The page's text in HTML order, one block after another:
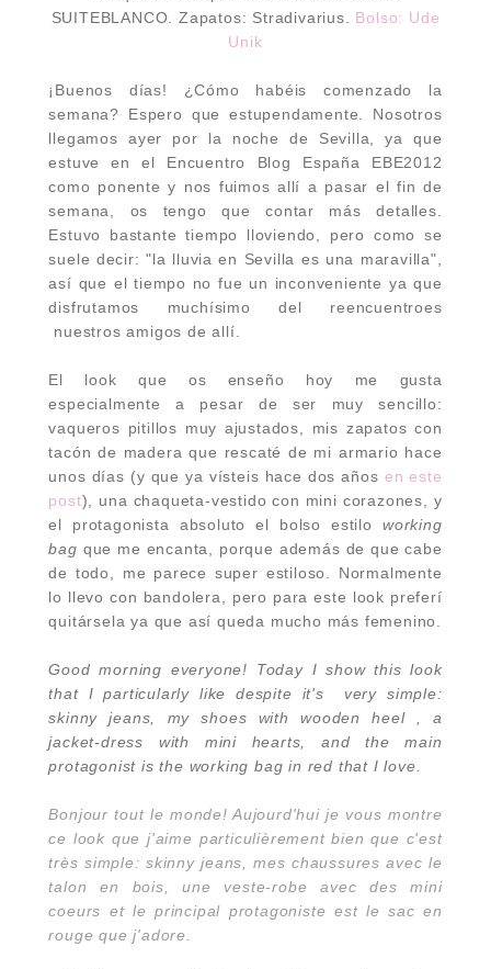
SUITEBLANCO. Zapatos: Stradivarius. Bolso: Ude
Unik
¡Buenos días! ¿Cómo habéis comenzado la
semana? Espero que estupendamente. Nosotros
llegamos ayer por la noche de Sevilla, ya que
estuve en el Encuentro Blog España EBE2012
como ponente y nos fuimos allí a pasar el fin de
semana, os tengo que contar más detalles.
Estuvo bastante tiempo lloviendo, pero como se
suele decir: "la lluvia en Sevilla es una maravilla",
así que el tiempo no fue un inconveniente ya que
disfrutamos muchísimo del reencuentroes
nuestros amigos de allí.
El look que os enseño hoy me gusta
especialmente a pesar de ser muy sencillo:
vaqueros pitillos muy ajustados, mis zapatos con
tacón de madera que rescaté de mi armario hace
unos días (y que ya vísteis hace dos años en este
post), una chaqueta-vestido con mini corazones, y
el protagonista absoluto el bolso estiloworking
bag que me encanta, porque además de que cabe
de todo, me parece super estiloso. Normalmente
lo llevo con bandolera, pero para este look preferí
quitársela ya que así queda mucho más femenino.
Good morning everyone! Today I show this look
that I particularly like despite it's very simple:
skinny jeans, my shoes with wooden heel , a
jacket-dress with mini hearts, and the main
protagonist is the working bag in red that I love.
Bonjour tout le monde! Aujourd'hui je vous montre
ce look que j'aime particulièrement bien que c'est
très simple: skinny jeans, mes chaussures avec le
talon en bois, une veste-robe avec des mini
coeurs et le principal protagoniste est le sac en
rouge que j'adore.